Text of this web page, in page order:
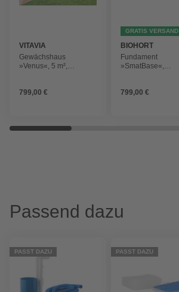
VITAVIA
Gewächshaus
»Venus«, 5 m²,
799,00 €
GRATIS VERSAND
BIOHORT
Fundament
»SmatBase«,
799,00 €
Passend dazu
PASST DAZU PASST DAZU